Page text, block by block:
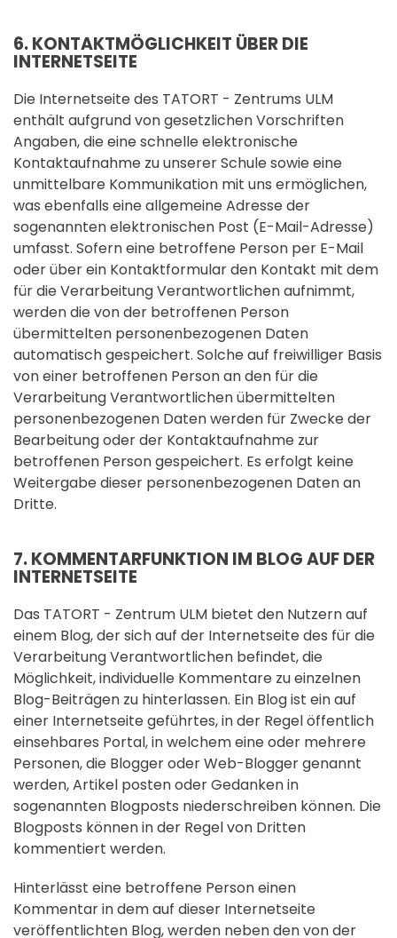
6. KONTAKTMÖGLICHKEIT ÜBER DIE
INTERNETSEITE
Die Internetseite des TATORT - Zentrums ULM
enthält aufgrund von gesetzlichen Vorschriften
Angaben, die eine schnelle elektronische
Kontaktaufnahme zu unserer Schule sowie eine
unmittelbare Kommunikation mit uns ermöglichen,
was ebenfalls eine allgemeine Adresse der
sogenannten elektronischen Post (E-Mail-Adresse)
umfasst. Sofern eine betroffene Person per E-Mail
oder über ein Kontaktformular den Kontakt mit dem
für die Verarbeitung Verantwortlichen aufnimmt,
werden die von der betroffenen Person
übermittelten personenbezogenen Daten
automatisch gespeichert. Solche auf freiwilliger Basis
von einer betroffenen Person an den für die
Verarbeitung Verantwortlichen übermittelten
personenbezogenen Daten werden für Zwecke der
Bearbeitung oder der Kontaktaufnahme zur
betroffenen Person gespeichert. Es erfolgt keine
Weitergabe dieser personenbezogenen Daten an
Dritte.
7. KOMMENTARFUNKTION IM BLOG AUF DER
INTERNETSEITE
Das TATORT - Zentrum ULM bietet den Nutzern auf
einem Blog, der sich auf der Internetseite des für die
Verarbeitung Verantwortlichen befindet, die
Möglichkeit, individuelle Kommentare zu einzelnen
Blog-Beiträgen zu hinterlassen. Ein Blog ist ein auf
einer Internetseite geführtes, in der Regel öffentlich
einsehbares Portal, in welchem eine oder mehrere
Personen, die Blogger oder Web-Blogger genannt
werden, Artikel posten oder Gedanken in
sogenannten Blogposts niederschreiben können. Die
Blogposts können in der Regel von Dritten
kommentiert werden.
Hinterlässt eine betroffene Person einen
Kommentar in dem auf dieser Internetseite
veröffentlichten Blog, werden neben den von der